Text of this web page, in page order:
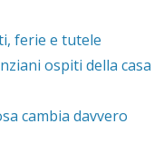
ferie e tutele
ospiti della casa
cambia davvero